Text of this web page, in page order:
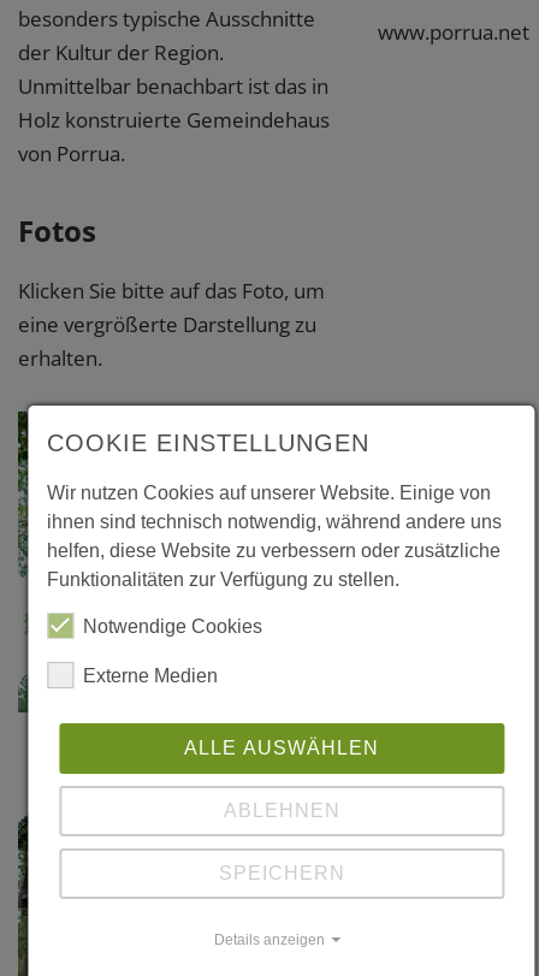
besonders typische Ausschnitte
der Kultur der Region.
Unmittelbar benachbart ist das in
Holz konstruierte Gemeindehaus
von Porrua.
Fotos
Klicken Sie bitte auf das Foto, um
eine vergrößerte Darstellung zu
erhalten.
www.porrua.net
COOKIE EINSTELLUNGEN
Wir nutzen Cookies auf unserer Website. Einige von
ihnen sind technisch notwendig, während andere uns
helfen, diese Website zu verbessern oder zusätzliche
Funktionalitäten zur Verfügung zu stellen.
Notwendige Cookies
Externe Medien
ALLE AUSWÄHLEN
ABLEHNEN
SPEICHERN
Details anzeigen